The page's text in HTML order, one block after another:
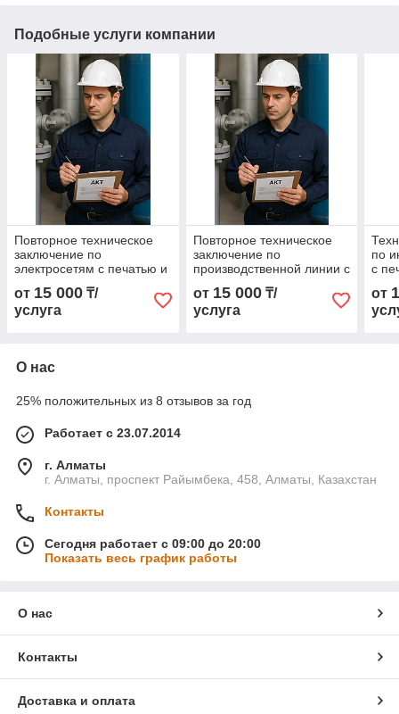
Подобные услуги компании
Повторное техническое
заключение по
электросетям с печатью и
от 15 000 ₸/
услуга
Повторное техническое
заключение по
производственной линии с
печатью и подписью
от 15 000₸/
услуга
по
с
от
О нас
25% положительных из 8 отзывов за год
Работает с 23.07.2014
г. Алматы
г. Алматы, проспект Райымбека, 458, Алматы, Казахстан
Контакты
Сегодня работает с 09:00 до 20:00
Показать весь график работы
О нас
Контакты
Доставка и оплата